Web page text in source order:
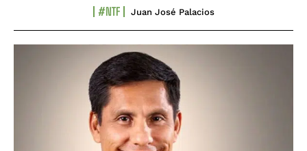
#NTF Juan José Palacios